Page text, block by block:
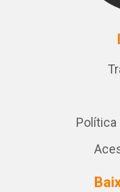
Política